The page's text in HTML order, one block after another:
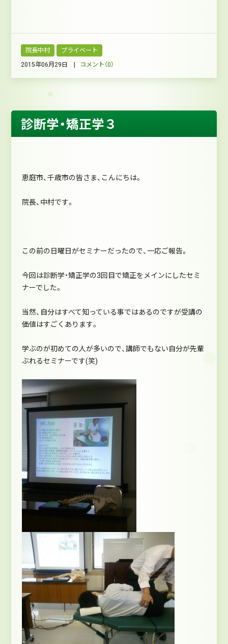
院長中村 プライベート
2015年06月29日 | コメント（0）
診断学・矯正学３
恵庭市、千歳市の皆さま、こんにちは。
院長、中村です。
この前の日曜日がセミナーだったので、一応ご報告。
今回は診断学・矯正学の3回目で矯正をメインにしたセミ
ナーでした。
当然、自分はすべて知っている事ではあるのですが受講の
価値はすごくあります。
学ぶのが初めての人が多いので、講師でもない自分が先輩
ぶれるセミナーです(笑)